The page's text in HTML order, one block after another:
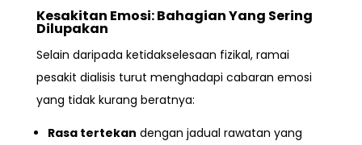
Kesakitan Emosi: Bahagian Yang Sering
Dilupakan
Selain daripada ketidakselesaan fizikal, ramai
pesakit dialisis turut menghadapi cabaran emosi
yang tidak kurang beratnya:
Rasa tertekan dengan jadual rawatan yang